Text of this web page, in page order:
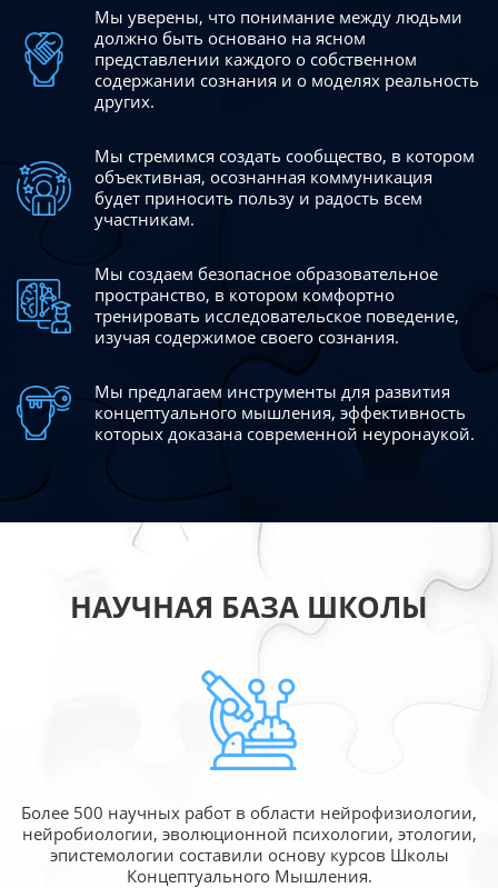
Мы уверены, что понимание между людьми
должно быть основано на ясном
представлении каждого о собственном
содержании сознания и о моделях реальность
других.
Мы стремимся создать сообщество, в котором
объективная, осознанная коммуникация
будет приносить пользу и радость всем
участникам.
Мы создаем безопасное образовательное
пространство, в котором комфортно
тренировать исследовательское поведение,
изучая содержимое своего сознания.
Мы предлагаем инструменты для развития
концептуального мышления, эффективность
которых доказана современной неуронаукой.
НАУЧНАЯ БАЗА ШКОЛЫ
Более 500 научных работ в области нейрофизиологии,
нейробиологии, эволюционной психологии, этологии,
эпистемологии составили основу курсов Школы
Концептуального Мышления.